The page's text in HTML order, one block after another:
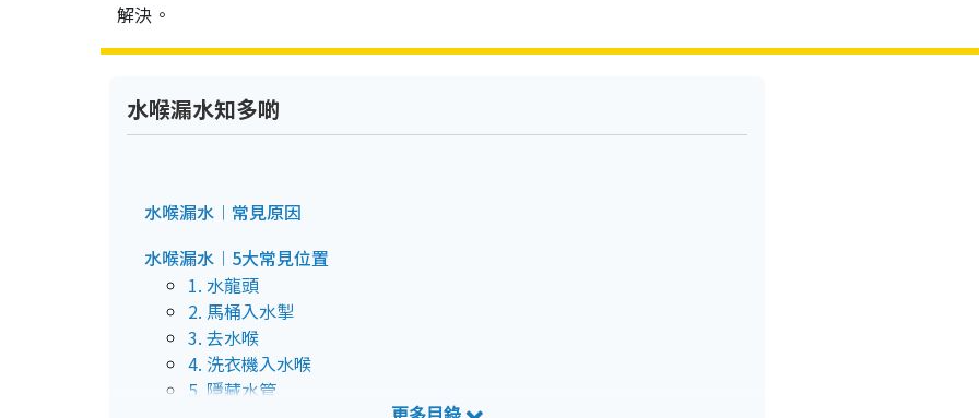
解決。
水喉漏水知多啲
水喉漏水︱常見原因
水喉漏水︱5大常見位置
1. 水龍頭
2. 馬桶入水掣
3. 去水喉
4. 洗衣機入水喉
5. 隱藏水管